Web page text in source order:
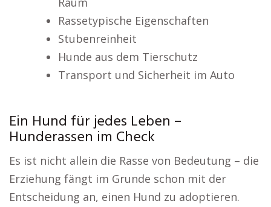
Rassetypische Eigenschaften
Stubenreinheit
Hunde aus dem Tierschutz
Transport und Sicherheit im Auto
Ein Hund für jedes Leben –
Hunderassen im Check
Es ist nicht allein die Rasse von Bedeutung – die
Erziehung fängt im Grunde schon mit der
Entscheidung an, einen Hund zu adoptieren.